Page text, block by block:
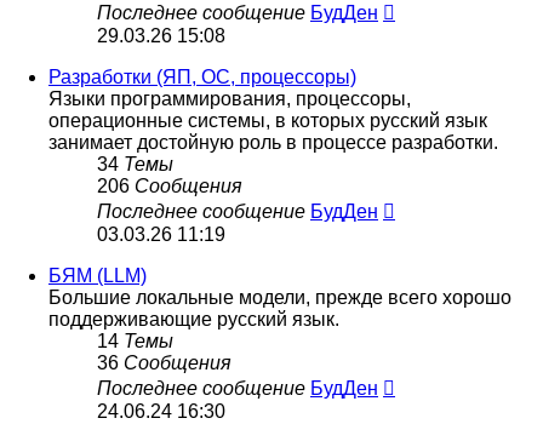
Последнее сообщение БудДен
29.03.26 15:08
Разработки (ЯП, ОС, процессоры)
Языки программирования, процессоры,
операционные системы, в которых русский язык
занимает достойную роль в процессе разработки.
34 Темы
206 Сообщения
Последнее сообщение БудДен
03.03.26 11:19
БЯМ (LLM)
Большие локальные модели, прежде всего хорошо
поддерживающие русский язык.
14 Темы
36 Сообщения
Последнее сообщение БудДен
24.06.24 16:30